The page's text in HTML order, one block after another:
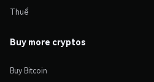
Thuế
Buy more cryptos
Buy Bitcoin